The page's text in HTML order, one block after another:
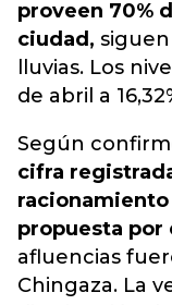
proveen 70%
ciudad,
lluvias. Los
de abril a
Según
cifra
racionamiento
propuesta por
afluencias
Chingaza. La